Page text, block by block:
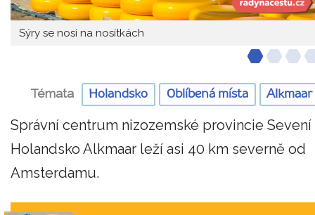
Sýry se nosí na nosítkách
Témata Holandsko Oblíbená místa Alkmaar
Správní centrum nizozemské provincie Sevení
Holandsko Alkmaar leží asi 40 km severně od
Amsterdamu.